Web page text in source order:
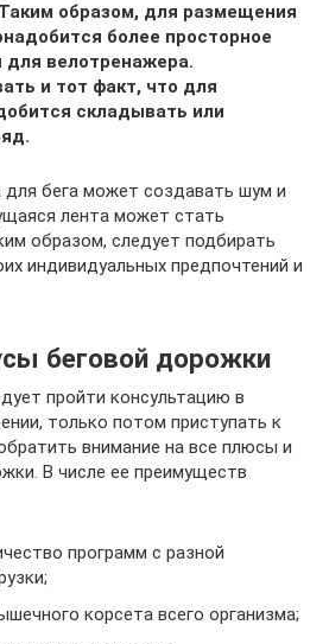
образом, для размещения
более просторное
велотренажера.
и тот факт, что для
складывать или
бега может создавать шум и
лента может стать
образом, следует подбирать
индивидуальных предпочтений и
беговой дорожки
пройти консультацию в
только потом приступать к
внимание на все плюсы и
В числе ее преимуществ
программ с разной
корсета всего организма;